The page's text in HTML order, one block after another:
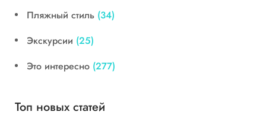
Пляжный стиль (34)
Экскурсии (25)
Это интересно (277)
Топ новых статей